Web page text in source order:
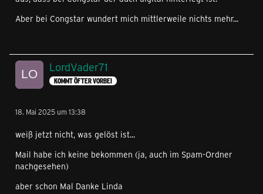
Aber bei Congstar wundert mich mittlerweile nichts mehr...
LordVader71
KOMMT ÖFTER VORBEI
18. Mai 2025 um 13:38
weiß jetzt nicht, was gelöst ist...
Mail habe ich keine bekommen (ja, auch im Spam-Ordner
nachgesehen)
aber schon Mal Danke Linda